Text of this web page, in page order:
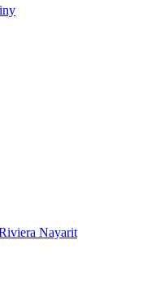
Nayarit